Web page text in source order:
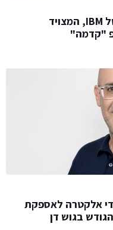
לראשונה בעולם: מחשב קוונטי של IBM, המצויד
"קדמה"
אלקטרה לאספקת
בגוש דן